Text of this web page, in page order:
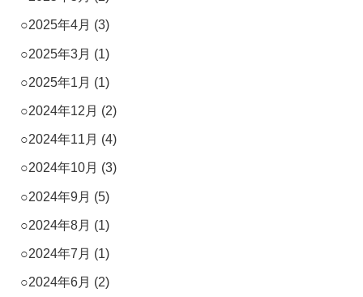
2025年4月 (3)
2025年3月 (1)
2025年1月 (1)
2024年12月 (2)
2024年11月 (4)
2024年10月 (3)
2024年9月 (5)
2024年8月 (1)
2024年7月 (1)
2024年6月 (2)